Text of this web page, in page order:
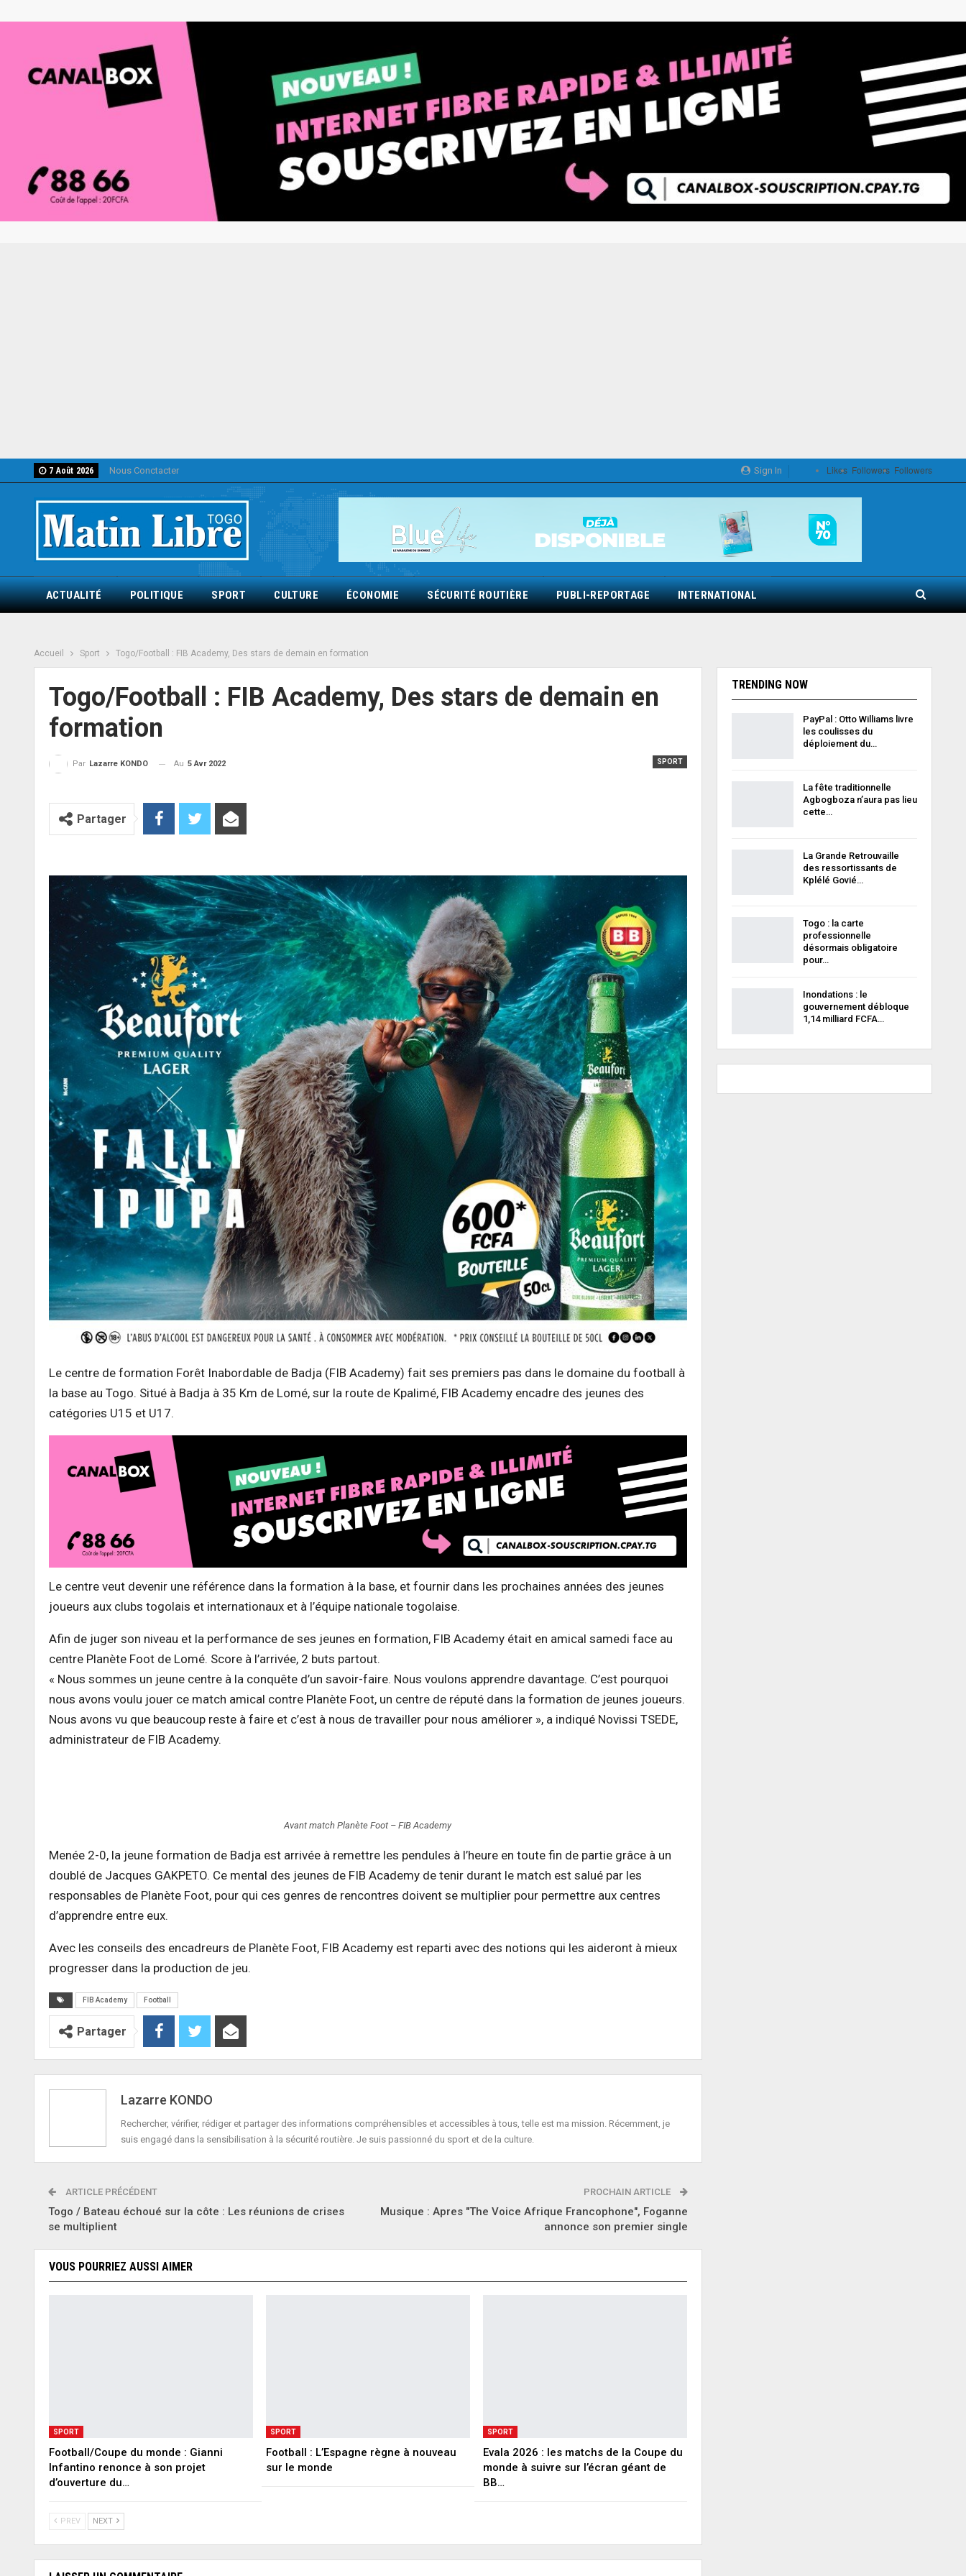
Likes Followers Followers
Sign In
7 Août 2026 Nous Conctacter
ACTUALITÉ POLITIQUE SPORT CULTURE ÉCONOMIE SÉCURITÉ ROUTIÈRE PUBLI-REPORTAGE INTERNATIONAL
Accueil Sport Togo/Football : FIB Academy, Des stars de demain en formation
Togo/Football : FIB Academy, Des stars de demain en
formation
SPORT
Par Lazarre KONDO Au 5 Avr 2022
Partager
Le centre de formation Forêt Inabordable de Badja (FIB Academy) fait ses premiers pas dans le domaine du football à
la base au Togo. Situé à Badja à 35 Km de Lomé, sur la route de Kpalimé, FIB Academy encadre des jeunes des
catégories U15 et U17.
Le centre veut devenir une référence dans la formation à la base, et fournir dans les prochaines années des jeunes
joueurs aux clubs togolais et internationaux et à l’équipe nationale togolaise.
Afin de juger son niveau et la performance de ses jeunes en formation, FIB Academy était en amical samedi face au
centre Planète Foot de Lomé. Score à l’arrivée, 2 buts partout.
« Nous sommes un jeune centre à la conquête d’un savoir-faire. Nous voulons apprendre davantage. C’est pourquoi
nous avons voulu jouer ce match amical contre Planète Foot, un centre de réputé dans la formation de jeunes joueurs.
Nous avons vu que beaucoup reste à faire et c’est à nous de travailler pour nous améliorer », a indiqué Novissi TSEDE,
administrateur de FIB Academy.
Avant match Planète Foot – FIB Academy
Menée 2-0, la jeune formation de Badja est arrivée à remettre les pendules à l’heure en toute fin de partie grâce à un
doublé de Jacques GAKPETO. Ce mental des jeunes de FIB Academy de tenir durant le match est salué par les
responsables de Planète Foot, pour qui ces genres de rencontres doivent se multiplier pour permettre aux centres
d’apprendre entre eux.
Avec les conseils des encadreurs de Planète Foot, FIB Academy est reparti avec des notions qui les aideront à mieux
progresser dans la production de jeu.
FIB Academy Football
Partager
Lazarre KONDO
Rechercher, vérifier, rédiger et partager des informations compréhensibles et accessibles à tous, telle est ma mission. Récemment, je
suis engagé dans la sensibilisation à la sécurité routière. Je suis passionné du sport et de la culture.
ARTICLE PRÉCÉDENT
Togo / Bateau échoué sur la côte : Les réunions de crises
se multiplient
PROCHAIN ARTICLE
Musique : Apres "The Voice Afrique Francophone", Foganne
annonce son premier single
VOUS POURRIEZ AUSSI AIMER
SPORT
Football/Coupe du monde : Gianni
Infantino renonce à son projet
d’ouverture du…
SPORT
Football : L’Espagne règne à nouveau
sur le monde
SPORT
Evala 2026 : les matchs de la Coupe du
monde à suivre sur l’écran géant de
BB…
PREV NEXT
TRENDING NOW
PayPal : Otto Williams livre
les coulisses du
déploiement du…
La fête traditionnelle
Agbogboza n’aura pas lieu
cette…
La Grande Retrouvaille
des ressortissants de
Kplélé Govié…
Togo : la carte
professionnelle
désormais obligatoire
pour…
Inondations : le
gouvernement débloque
1,14 milliard FCFA…